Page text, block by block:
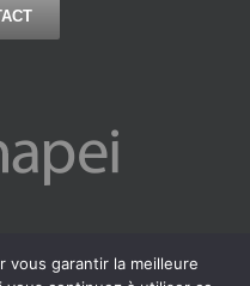
Droits Réservés |Mentions
vous garantir la meilleure